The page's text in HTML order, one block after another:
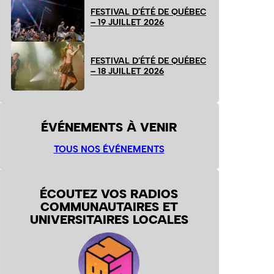
FESTIVAL D’ÉTÉ DE QUÉBEC
– 19 JUILLET 2026
FESTIVAL D’ÉTÉ DE QUÉBEC
– 18 JUILLET 2026
ÉVÉNEMENTS À VENIR
TOUS NOS ÉVÉNEMENTS
ÉCOUTEZ VOS RADIOS
COMMUNAUTAIRES ET
UNIVERSITAIRES LOCALES